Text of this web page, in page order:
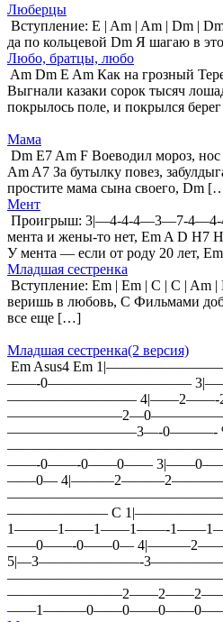
Люберцы
Вступление: E | Am | Am | Dm |
да по кольцевой Dm Я шагаю в
Любо, братцы, любо
Am Dm E Am Как на грозный
Выгнали казаки сорок тысяч
покрылось поле, и покрылся
Мама
Dm E7 Am F Воеводил мороз,
Am A7 За бутылку повез,
простите мама сына своего, Dm
Мент
Проигрыш: 3|—4-4-4—3—7-
мента и жены-то нет, Em A D H7
У мента — если от роду 20 лет,
Младшая сестренка
Вступление: Em | Em | C | C | Am
веришь в любовь, C Фильмами
все еще […]
Младшая сестренка(2 версия)
Em Asus4 Em
——-0——————————
————————— 4|——2——-
—————————3—-0———-
————————————————
——-0——-0——0——
——0—
——————— C
1———1——1——1——-
——0——-0——0—
5|—3———————-
————————————————